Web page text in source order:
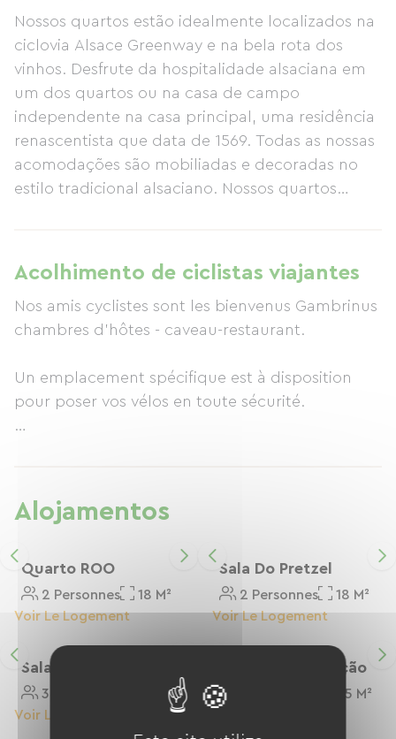
Nossos quartos estão idealmente localizados na
ciclovia Alsace Greenway e na bela rota dos
vinhos. Desfrute da hospitalidade alsaciana em
um dos quartos ou na casa de campo
independente na casa principal, uma residência
renascentista que data de 1569. Todas as nossas
acomodações são mobiliadas e decoradas no
estilo tradicional alsaciano. Nossos quartos
estão equipados com banheiro, todas as
comodidades e TV de tela plana. Roupa de
cama e toalhas são fornecidas.
Acolhimento de ciclistas viajantes
Nos amis cyclistes sont les bienvenus Gambrinus
chambres d’hôtes - caveau-restaurant.
Un emplacement spécifique est à disposition
pour poser vos vélos en toute sécurité.
flambées traditionnelles cuite au feu de bois,
Thomas aura le plaisir de vous faire découvrir de
Alojamentos
Quarto ROO
2 Personnes
18 M²
Voir Le Logement
Sala Do Pretzel
2 Personnes
18 M²
Voir Le Logement
Sala Das Uvas
3 Personnes
35 M²
Voir Le Logement
Quarto Do Coração
35 M²